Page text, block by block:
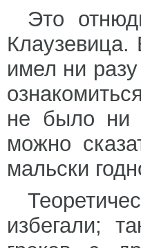
Это
Клаузевица.
имел ни
не было ни
можно
мальски
избегали;